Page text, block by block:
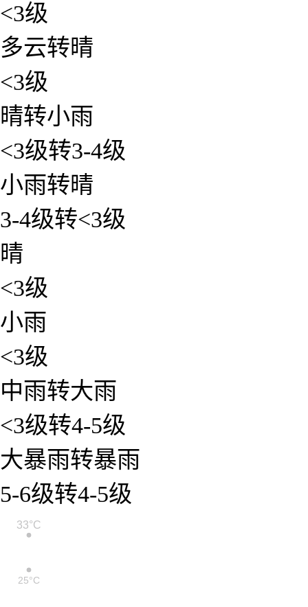
<3级
多云转晴
<3级
晴转小雨
<3级转3-4级
小雨转晴
3-4级转<3级
晴
<3级
小雨
<3级
中雨转大雨
<3级转4-5级
大暴雨转暴雨
5-6级转4-5级
33°C
25°C